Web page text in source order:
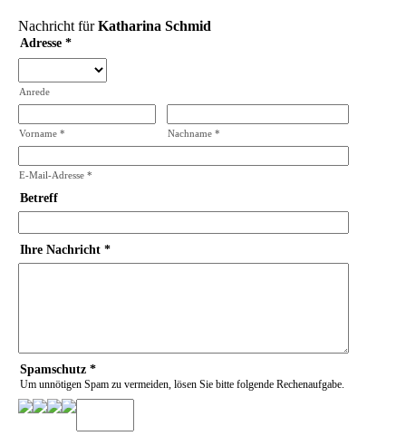
Nachricht fürKatharina Schmid
Adresse *
Anrede
Vorname * Nachname*
E-Mail-Adresse *
Betreff
Ihre Nachricht *
Spamschutz *
Um unnötigen Spam zu vermeiden, lösen Sie bitte folgende Rechenaufgabe.